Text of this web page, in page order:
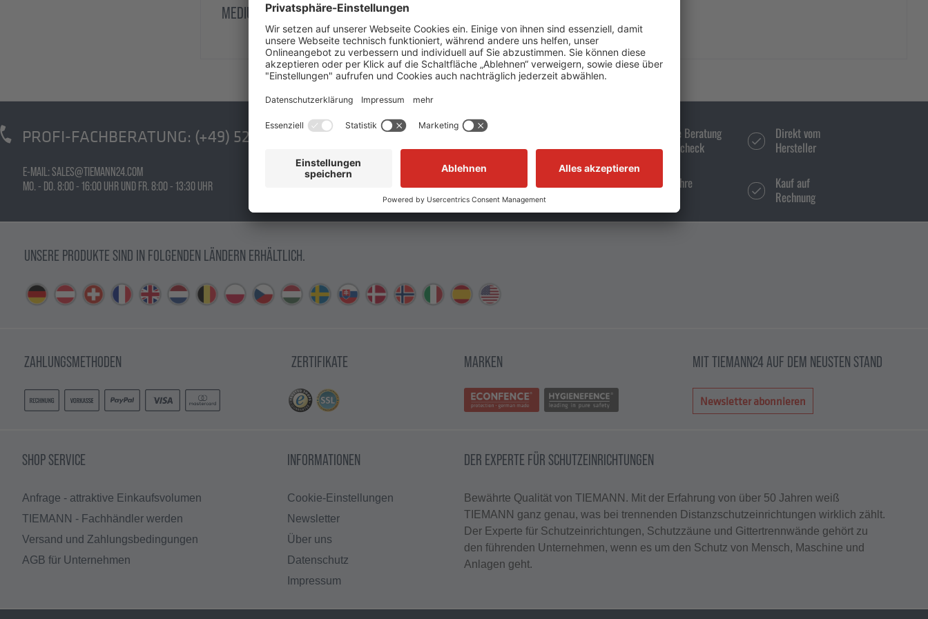
MEDIUM LINE 2-FLG. DREHTÜR GH01 - BETRIEBSANLEITUNG
PROFI-FACHBERATUNG: (+49) 5223 - 791 995 39
E-MAIL: SALES@TIEMANN24.COM
MO. - DO. 8:00 - 16:00 UHR UND FR. 8:00 - 13:30 UHR
kurzfristig lieferbar
Persönliche Beratung
und Bestellcheck
Direkt vom
Hersteller
Baumustergeprüfte
Systembaukästen
Über 50 Jahre
Kauf auf
Rechnung
UNSERE PRODUKTE SIND IN FOLGENDEN LÄNDERN ERHÄLTLICH.
ZAHLUNGSMETHODEN ZERTIFIKATE MARKEN MIT TIEMANN24 AUF DEM NEUSTEN STAND
Newsletter abonnieren
SHOP SERVICE
Anfrage - attraktive Einkaufsvolumen
TIEMANN - Fachhändler werden
Versand und Zahlungsbedingungen
AGB für Unternehmen
INFORMATIONEN
Cookie-Einstellungen
Newsletter
Über uns
Datenschutz
Impressum
DER EXPERTE FÜR SCHUTZEINRICHTUNGEN
Bewährte Qualität von TIEMANN. Mit der Erfahrung von über 50 Jahren weiß
TIEMANN ganz genau, was bei trennenden Distanzschutzeinrichtungen wirklich zählt.
Der Experte für Schutzeinrichtungen, Schutzzäune und Gittertrennwände gehört zu
den führenden Unternehmen, wenn es um den Schutz von Mensch, Maschine und
Anlagen geht.